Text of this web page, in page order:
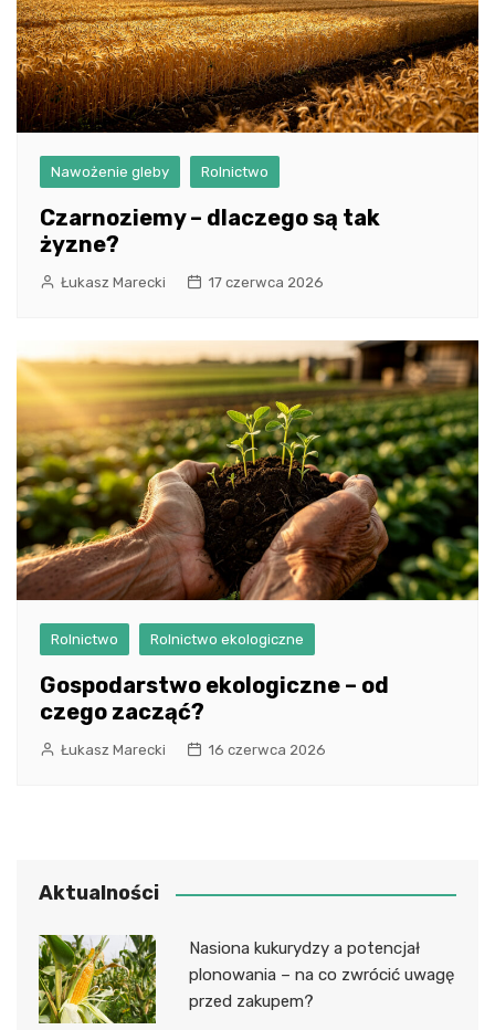
Nawożenie gleby Rolnictwo
Czarnoziemy – dlaczego są tak
żyzne?
Łukasz Marecki 17 czerwca 2026
Rolnictwo Rolnictwo ekologiczne
Gospodarstwo ekologiczne – od
czego zacząć?
Łukasz Marecki 16 czerwca 2026
Aktualności
Nasiona kukurydzy a potencjał
plonowania – na co zwrócić uwagę
przed zakupem?